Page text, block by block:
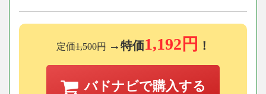
定価1,500円 →特価1,192円 ！
バドナビで購入する